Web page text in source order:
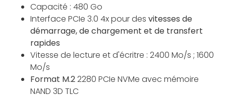
Capacité : 480 Go
Interface PCIe 3.0 4x pour des vitesses de
démarrage, de chargement et de transfert
rapides
Vitesse de lecture et d'écritre : 2400 Mo/s ; 1600
Mo/s
Format M.22280 PCIe NVMe avec mémoire
NAND 3D TLC